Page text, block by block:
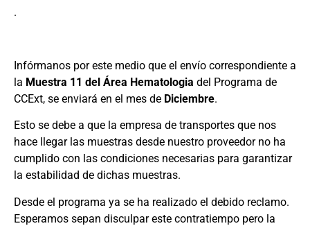
.
Infórmanos por este medio que el envío correspondiente a
la Muestra 11 del Área Hematologia del Programa de
CCExt, se enviará en el mes de Diciembre.
Esto se debe a que la empresa de transportes que nos
hace llegar las muestras desde nuestro proveedor no ha
cumplido con las condiciones necesarias para garantizar
la estabilidad de dichas muestras.
Desde el programa ya se ha realizado el debido reclamo.
Esperamos sepan disculpar este contratiempo pero la